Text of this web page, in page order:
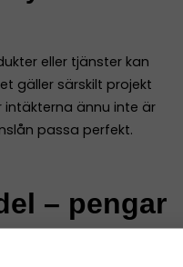
eller tjänster kan
gäller särskilt projekt
ännu inte är
passa perfekt.
– pengar